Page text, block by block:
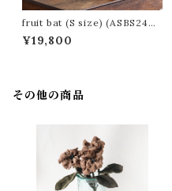
fruit bat (S size) (ASBS240
6)オオコウモリのぬいぐるみ
¥19,800
その他の商品